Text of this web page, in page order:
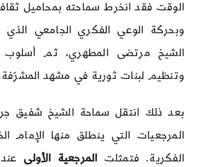
الوقت فقد انخرط سماحته بمحاميل
وبحركة الوعي الفكري الجامعي
الشيخ مرتضى المطهري، ثم أسلوب
وتنظيم لبنات ثورية في مشهد
بعد ذلك انتقل سماحة الشيخ شفيق
المرجعيات التي ينطلق منها الإمام
الفكرية. فتمثلت المرجعية الأولى